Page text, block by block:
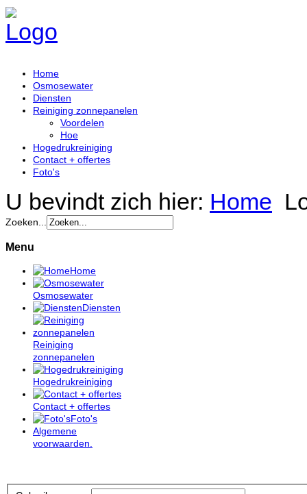
Home
Osmosewater
Diensten
Reiniging zonnepanelen
Voordelen
Hoe
Hogedrukreiniging
Contact + offertes
Foto's
U bevindt zich hier: Home
Zoeken...
Menu
Home
Osmosewater
Diensten
Reiniging
zonnepanelen
Hogedrukreiniging
Contact + offertes
Foto's
Algemene
voorwaarden.